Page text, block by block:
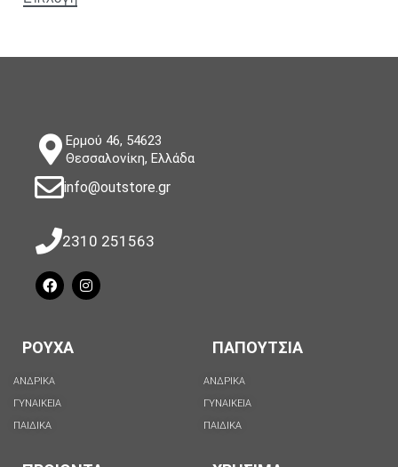
Ερμού 46, 54623
Θεσσαλονίκη, Ελλάδα
info@outstore.gr
2310 251563
ΡΟΥΧΑ
ΑΝΔΡΙΚΑ
ΓΥΝΑΙΚΕΙΑ
ΠΑΙΔΙΚΑ
ΠΑΠΟΥΤΣΙΑ
ΑΝΔΡΙΚΑ
ΓΥΝΑΙΚΕΙΑ
ΠΑΙΔΙΚΑ